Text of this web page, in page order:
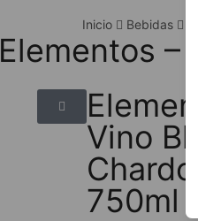
Inicio Bebidas
Elementos –
Vino
750ml